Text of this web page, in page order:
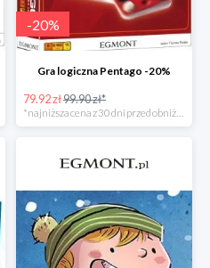
-20%
Gra logiczna Pentago -20%
79.92 zł99.90 zł*